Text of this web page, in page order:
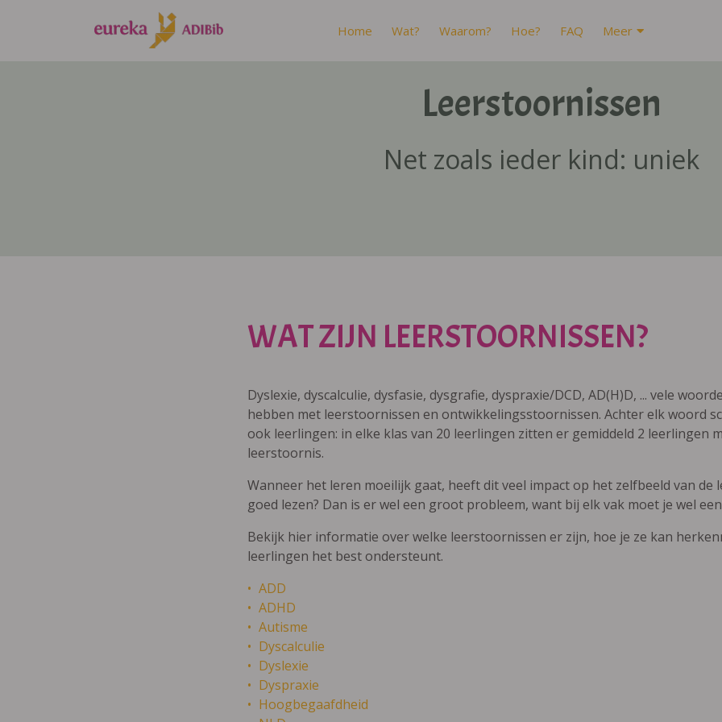
Home Wat? Waarom? Hoe? FAQ Meer
Leerstoornissen
Net zoals ieder kind: uniek
WAT ZIJN LEERSTOORNISSEN?
Dyslexie, dyscalculie, dysfasie, dysgrafie, dyspraxie/DCD, AD(H)D, ... vele
hebben met leerstoornissen en ontwikkelingsstoornissen. Achter elk woord
ook leerlingen: in elke klas van 20 leerlingen zitten er gemiddeld 2 leerlingen
leerstoornis.
Wanneer het leren moeilijk gaat, heeft dit veel impact op het zelfbeeld van de
goed lezen? Dan is er wel een groot probleem, want bij elk vak moet je wel
Bekijk hier informatie over welke leerstoornissen er zijn, hoe je ze kan
leerlingen het best ondersteunt.
ADD
ADHD
Autisme
Dyscalculie
Dyslexie
Dyspraxie
Hoogbegaafdheid